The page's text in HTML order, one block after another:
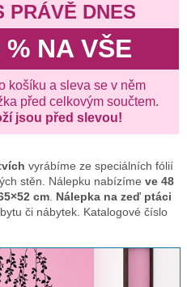
PRÁVĚ DNES
NA VŠE
košíku a sleva se v něm
před celkovým součtem.
jsou před slevou!
vyrábíme ze speciálních fólií
stěn. Nálepku nabízíme ve 48
cm Nálepka na zeď ptáci
či nábytek. Katalogové číslo